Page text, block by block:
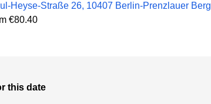
Heyse-Straße 26, 10407 Berlin-Prenzlauer Berg
€80.40
this date